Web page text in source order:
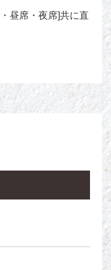
昼席・夜席]共に直